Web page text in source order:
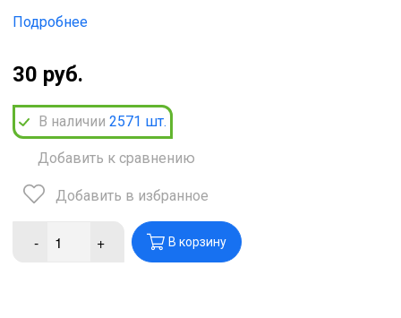
Подробнее
30 руб.
В наличии 2571 шт.
Добавить к сравнению
Добавить в избранное
- + В корзину